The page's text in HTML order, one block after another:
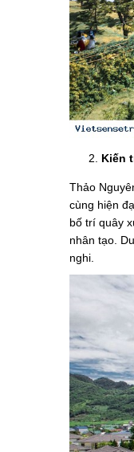
Kiến
Thảo
cùng hiện
bố trí quây
nhân tạo.
nghi.